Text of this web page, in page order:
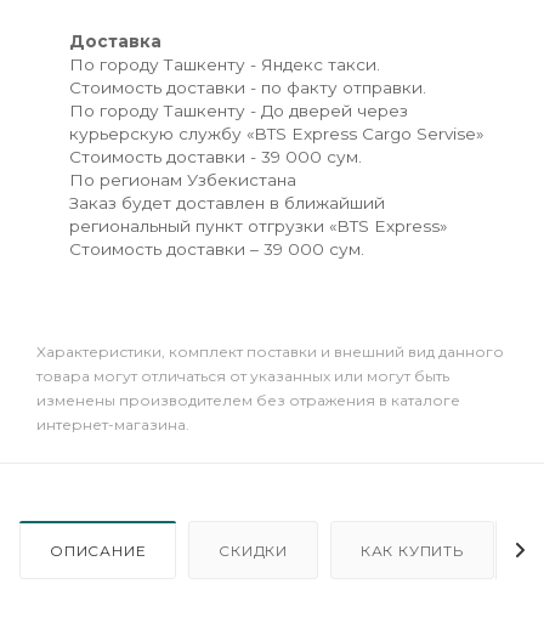
Доставка
По городу Ташкенту - Яндекс такси.
Стоимость доставки - по факту отправки.
По городу Ташкенту - До дверей через
курьерскую службу «BTS Express Cargo Servise»
Стоимость доставки - 39 000 сум.
По регионам Узбекистана
Заказ будет доставлен в ближайший
региональный пункт отгрузки «BTS Express»
Стоимость доставки – 39 000 сум.
Xарактеристики, комплект поставки и внешний вид данного
товара могут отличаться от указанных или могут быть
изменены производителем без отражения в каталоге
интернет-магазина.
ОПИСАНИЕ СКИДКИ КАК КУПИТЬ